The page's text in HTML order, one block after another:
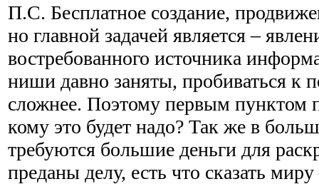
П.С. Бесплатное создание,
но главной задачей является –
востребованного источника
ниши давно заняты, пробиваться к
сложнее. Поэтому первым пунктом
кому это будет надо? Так же в
требуются большие деньги для
преданы делу, есть что сказать